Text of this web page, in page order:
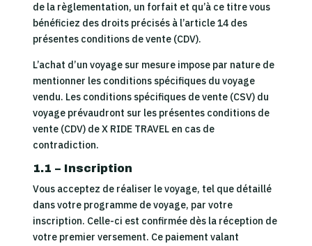
de la règlementation, un forfait et qu’à ce titre vous
bénéficiez des droits précisés à l’article 14 des
présentes conditions de vente (CDV).
L’achat d’un voyage sur mesure impose par nature de
mentionner les conditions spécifiques du voyage
vendu. Les conditions spécifiques de vente (CSV) du
voyage prévaudront sur les présentes conditions de
vente (CDV) de X RIDE TRAVEL en cas de
contradiction.
1.1 – Inscription
Vous acceptez de réaliser le voyage, tel que détaillé
dans votre programme de voyage, par votre
inscription. Celle-ci est confirmée dès la réception de
votre premier versement. Ce paiement valant